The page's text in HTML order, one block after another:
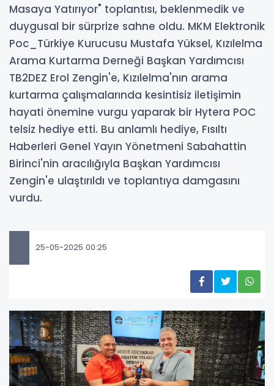
Masaya Yatırıyor" toplantısı, beklenmedik ve
duygusal bir sürprize sahne oldu. MKM Elektronik
Poc_Türkiye Kurucusu Mustafa Yüksel, Kızılelma
Arama Kurtarma Derneği Başkan Yardımcısı
TB2DEZ Erol Zengin'e, Kızılelma'nın arama
kurtarma çalışmalarında kesintisiz iletişimin
hayati önemine vurgu yaparak bir Hytera POC
telsiz hediye etti. Bu anlamlı hediye, Fısıltı
Haberleri Genel Yayın Yönetmeni Sabahattin
Birinci'nin aracılığıyla Başkan Yardımcısı
Zengin'e ulaştırıldı ve toplantıya damgasını
vurdu.
25-05-2025 00:25